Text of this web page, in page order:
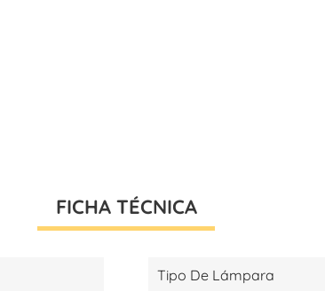
FICHA TÉCNICA
Tipo De Lámpara